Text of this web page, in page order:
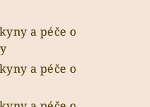
a péče o
a péče o